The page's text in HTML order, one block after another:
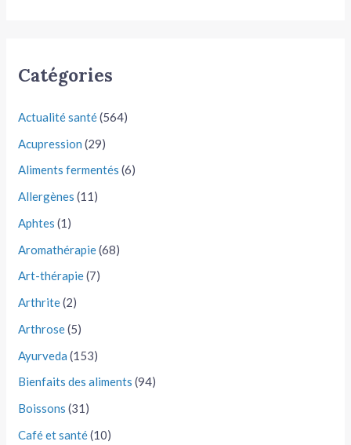
Catégories
Actualité santé(564)
Acupression (29)
Aliments fermentés (6)
Allergènes (11)
Aphtes (1)
Aromathérapie(68)
Art-thérapie(7)
Arthrite(2)
Arthrose(5)
Ayurveda (153)
Bienfaits des aliments (94)
Boissons (31)
Café et santé(10)